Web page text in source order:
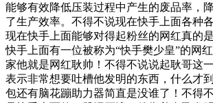
能够有效降低压装过程中产生的废品率，
了生产效率。不得不说现在快手上面各种
现在快手上面能够对得起粉丝的网红真的
快手上面有一位被称为“快手樊少皇”的网
家他就是网红耿帅！不得不说说起耿哥这
表示非常想要吐槽他发明的东西，什么才
包还有脑花蹦助力器简直是没谁了！不得